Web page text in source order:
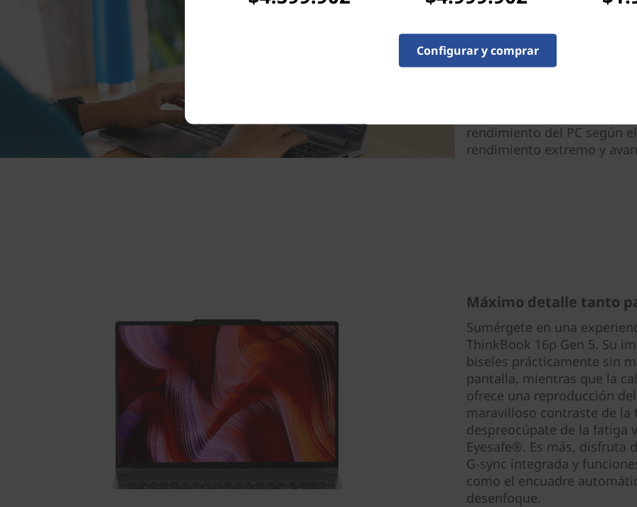
El portátil ThinkBook 16p
experiencia de usuario
añadido a ventiladores
situados, garantizan que
siempre concentrados y a
durante largos periodos
refuerzo de potencia
rendimiento del PC según
rendimiento extremo y
Máximo detalle tanto
Sumérgete en una
ThinkBook 16p Gen 5. Su
biseles prácticamente sin
pantalla, mientras que la
ofrece una reproducción
maravilloso contraste de
despreocúpate de la fatiga
Eyesafe®. Es más, disfruta
G-sync integrada y
como el encuadre
desenfoque.
Configurar y comprar